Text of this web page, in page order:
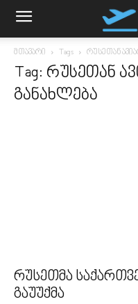
მთავარი Tags რუსეთან
Tag: რუსეთან
განახლება
რუსეთმა
გაუუქმა